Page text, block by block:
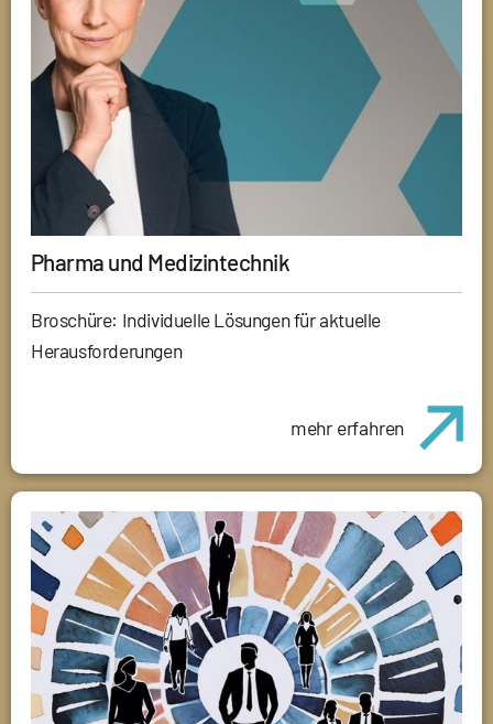
Pharma und Medizintechnik
Broschüre: Individuelle Lösungen für aktuelle
Herausforderungen
mehr erfahren